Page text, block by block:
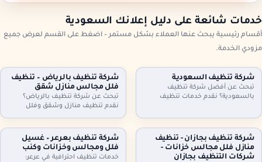
خدمات شائعة على دليل إعلانك السعودية
أقسام رئيسية يبحث عنها العملاء بشكل مستمر – اضغط على القسم لعرض جميع
مزودي الخدمة.
شركة تنظيف السعودية
تبحث عن أفضل شركة تنظيف
بالسعودية؟ نقدم خدمات تنظيف
تنافسية. اطلب خدمتك الآن!
شركة تنظيف بالرياض – تنظيف
فلل مجالس منازل شقق
تبحث عن شركة تنظيف بالرياض؟
نقدم تنظيف منازل وشقق وفلل
وعقود دورية للمنازل والمكاتب. اطلب
تقييمًا مجانيًا وتفاصيل السعر حسب
المساحة والخدمة.
شركة تنظيف بجازان - تنظيف
منازل فلل مجالس خزانات -
شركات التنظيف بجازان
شركة تنظيف بعرعر – غسيل
فلل ومجالس وخزانات وكنب
خدمات تنظيف احترافية في عرعر: